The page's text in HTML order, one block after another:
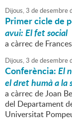
Dijous,3 dedesembre
Primer cicle de
avui: El fet social
a càrrec de
Dijous,3 dedesembre
Conferència:El
el dret humà a la
a càrrec de Joan
del Departament
Universitat